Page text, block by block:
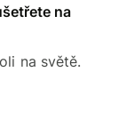
na
na světě.